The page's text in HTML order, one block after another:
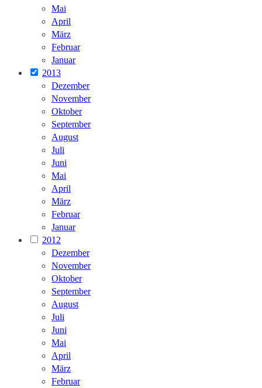
Mai
April
März
Februar
Januar
2013
Dezember
November
Oktober
September
August
Juli
Juni
Mai
April
März
Februar
Januar
2012
Dezember
November
Oktober
September
August
Juli
Juni
Mai
April
März
Februar